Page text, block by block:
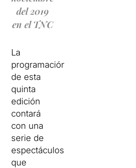
del 2019
en el TNC
La
programación
de esta
quinta
edición
contará
con una
serie de
espectáculos
que